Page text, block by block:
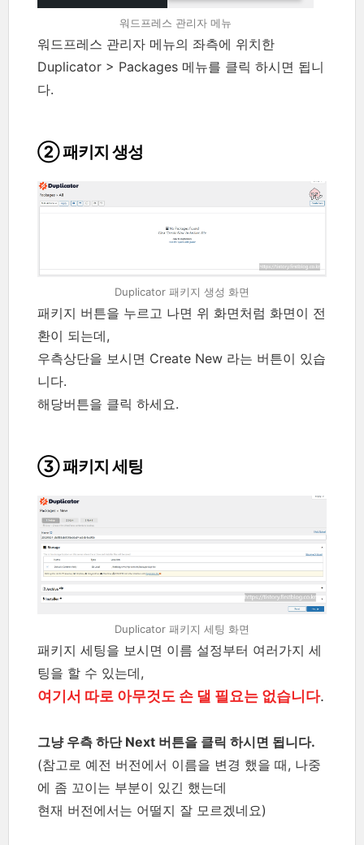
워드프레스 관리자 메뉴
워드프레스 관리자 메뉴의 좌측에 위치한
Duplicator > Packages 메뉴를 클릭 하시면 됩니
다.
② 패키지 생성
Duplicator 패키지 생성 화면
패키지 버튼을 누르고 나면 위 화면처럼 화면이 전
환이 되는데,
우측상단을 보시면 Create New 라는 버튼이 있습
니다.
해당버튼을 클릭 하세요.
③ 패키지 세팅
Duplicator 패키지 세팅 화면
패키지 세팅을 보시면 이름 설정부터 여러가지 세
팅을 할 수 있는데,
여기서 따로 아무것도 손 댈 필요는 없습니다.
그냥 우측 하단 Next 버튼을 클릭 하시면 됩니다.
(참고로 예전 버전에서 이름을 변경 했을 때, 나중
에 좀 꼬이는 부분이 있긴 했는데
현재 버전에서는 어떨지 잘 모르겠네요)